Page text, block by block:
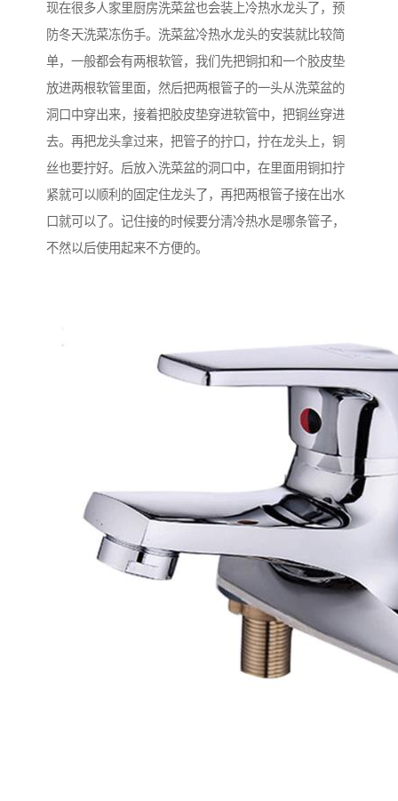
现在很多人家里厨房洗菜盆也会装上冷热水龙头了，预
防冬天洗菜冻伤手。洗菜盆冷热水龙头的安装就比较简
单，一般都会有两根软管，我们先把铜扣和一个胶皮垫
放进两根软管里面，然后把两根管子的一头从洗菜盆的
洞口中穿出来，接着把胶皮垫穿进软管中，把铜丝穿进
去。再把龙头拿过来，把管子的拧口，拧在龙头上，铜
丝也要拧好。后放入洗菜盆的洞口中，在里面用铜扣拧
紧就可以顺利的固定住龙头了，再把两根管子接在出水
口就可以了。记住接的时候要分清冷热水是哪条管子，
不然以后使用起来不方便的。